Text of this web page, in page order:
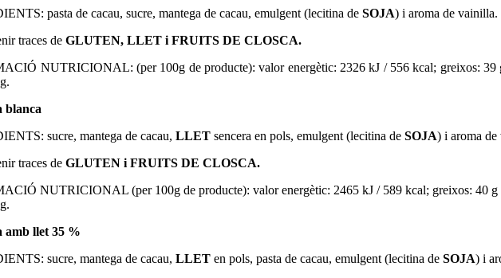
pasta de cacau, sucre, mantega de cacau, emulgent (lecitina deSOJA) i aroma de
traces deGLUTEN, LLET i FRUITS DE CLOSCA.
NUTRICIONAL: (per 100g de producte): valor energètic: 2326 kJ / 556 kcal; greixos: 39
.
blanca
sucre, mantega de cacau,LLET sencera en pols, emulgent (lecitina deSOJA) i aroma
traces deGLUTEN i FRUITS DE CLOSCA.
NUTRICIONAL (per 100g de producte): valor energètic: 2465 kJ / 589 kcal; greixos: 40 g
.
amb llet 35 %
sucre, mantega de cacau,LLET en pols, pasta de cacau, emulgent (lecitina deSOJA) i